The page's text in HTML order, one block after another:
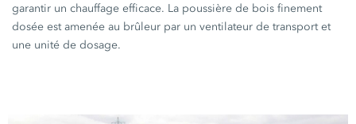
garantir un chauffage efficace. La poussière de bois finement
dosée est amenée au brûleur par un ventilateur de transport et
une unité de dosage.